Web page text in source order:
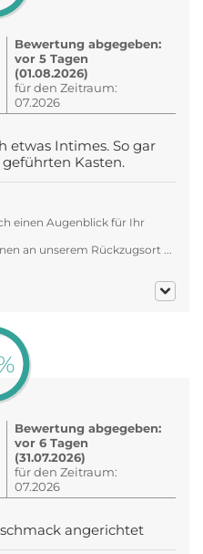
Bewertung abgegeben:
vor 5 Tagen
(01.08.2026)
für den Zeitraum:
07.2026
etwas Intimes. So gar
Kasten.
einen Augenblick für Ihr
an unserem Rückzugsort ...
Bewertung abgegeben:
vor 6 Tagen
(31.07.2026)
für den Zeitraum:
07.2026
angerichtet